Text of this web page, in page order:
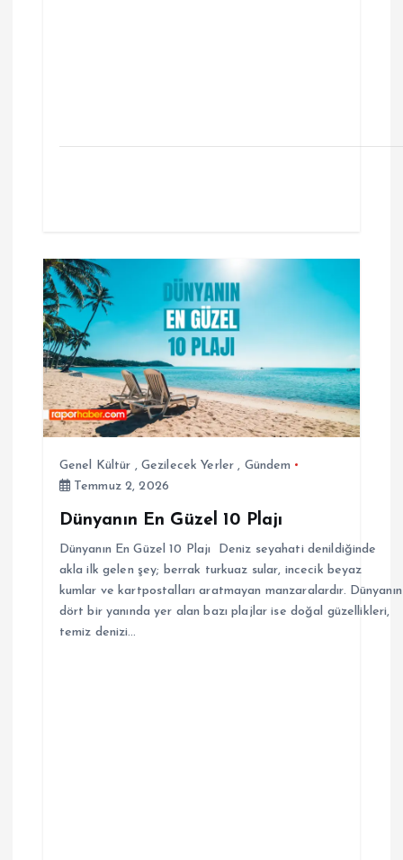
Genel Kültür , Gezilecek Yerler , Gündem
Temmuz 2, 2026
Dünyanın En Güzel 10 Plajı
Dünyanın En Güzel 10 Plajı Deniz seyahati denildiğinde
akla ilk gelen şey; berrak turkuaz sular, incecik beyaz
kumlar ve kartpostalları aratmayan manzaralardır. Dünyanın
dört bir yanında yer alan bazı plajlar ise doğal güzellikleri,
temiz denizi…